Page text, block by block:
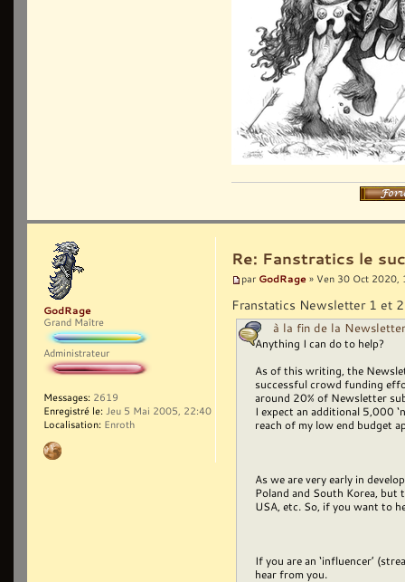
Re: Fanstratics le
par GodRage » Ven 30 Oct 2020,
Franstatics Newsletter 1 et
à la fin de la
Anything I can do to help?
As of this writing, the
successful crowd funding
around 20% of Newsletter
I expect an additional 5,000
reach of my low end budget
As we are very early in
Poland and South Korea, but
USA, etc. So, if you want to
If you are an ‘influencer’
hear from you.
GodRage
Grand Maître
Administrateur
Messages: 2619
Enregistré le: Jeu 5 Mai 2005, 22:40
Localisation: Enroth